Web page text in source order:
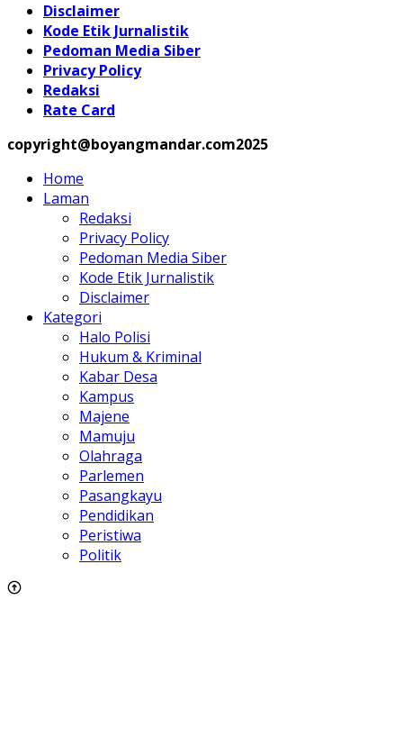
Disclaimer
Kode Etik Jurnalistik
Pedoman Media Siber
Privacy Policy
Redaksi
Rate Card
copyright@boyangmandar.com2025
Home
Laman
Redaksi
Privacy Policy
Pedoman Media Siber
Kode Etik Jurnalistik
Disclaimer
Kategori
Halo Polisi
Hukum & Kriminal
Kabar Desa
Kampus
Majene
Mamuju
Olahraga
Parlemen
Pasangkayu
Pendidikan
Peristiwa
Politik